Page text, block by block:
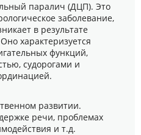
паралич (ДЦП). Это
заболевание,
в результате
характеризуется
функций,
судорогами и
развитии.
речи, проблемах
и т.д.